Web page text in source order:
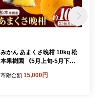
みかん あまくさ晩柑 10kg 松
本果樹園 《5月上旬-5月下旬
イーツ デザート 果物 ミカン
寄附金額 15,000円